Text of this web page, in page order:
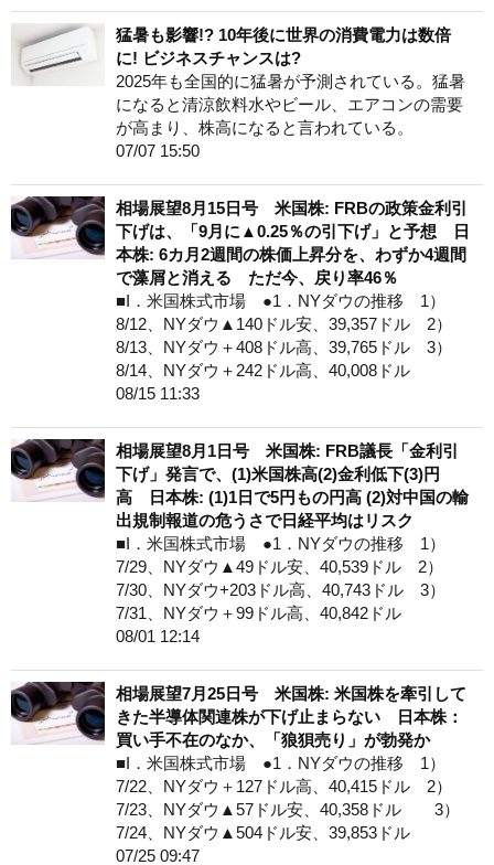
猛暑も影響!? 10年後に世界の消費電力は数倍
に! ビジネスチャンスは?
2025年も全国的に猛暑が予測されている。猛暑
になると清涼飲料水やビール、エアコンの需要
が高まり、株高になると言われている。
07/07 15:50
相場展望8月15日号 米国株: FRBの政策金利引
下げは、「9月に▲0.25％の引下げ」と予想 日
本株: 6カ月2週間の株価上昇分を、わずか4週間
で藻屑と消える ただ今、戻り率46％
■I．米国株式市場 ●1．NYダウの推移 1）
8/12、NYダウ▲140ドル安、39,357ドル 2）
8/13、NYダウ＋408ドル高、39,765ドル 3）
8/14、NYダウ＋242ドル高、40,008ドル
08/15 11:33
相場展望8月1日号 米国株: FRB議長「金利引
下げ」発言で、(1)米国株高(2)金利低下(3)円
高 日本株: (1)1日で5円もの円高 (2)対中国の輸
出規制報道の危うさで日経平均はリスク
■I．米国株式市場 ●1．NYダウの推移 1）
7/29、NYダウ▲49ドル安、40,539ドル 2）
7/30、NYダウ+203ドル高、40,743ドル 3）
7/31、NYダウ＋99ドル高、40,842ドル
08/01 12:14
相場展望7月25日号 米国株: 米国株を牽引して
きた半導体関連株が下げ止まらない 日本株：
買い手不在のなか、「狼狽売り」が勃発か
■I．米国株式市場 ●1．NYダウの推移 1）
7/22、NYダウ＋127ドル高、40,415ドル 2）
7/23、NYダウ▲57ドル安、40,358ドル 3）
7/24、NYダウ▲504ドル安、39,853ドル
07/25 09:47